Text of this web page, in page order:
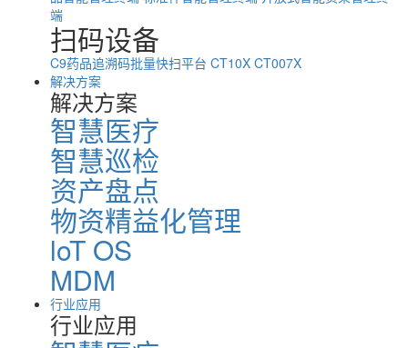
端
扫码设备
C9药品追溯码批量快扫平台 CT10X CT007X
解决方案
解决方案
智慧医疗
智慧巡检
资产盘点
物资精益化管理
loT OS
MDM
行业应用
行业应用